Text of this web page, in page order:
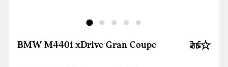
BMW M440i xDrive Gran Coupe